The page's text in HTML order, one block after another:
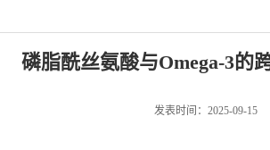
磷脂酰丝氨酸与Omega-3的
发表时间：2025-09-15